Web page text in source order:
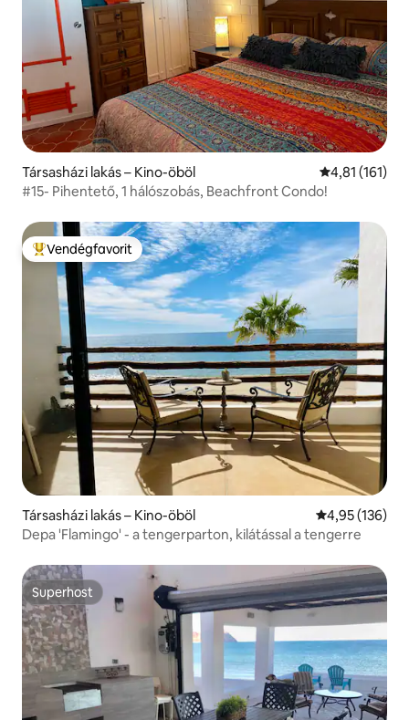
Társasházi lakás – Kino-öböl Átlagos
4,81 (161)
#15- Pihentető, 1 hálószobás, Beachfront Condo!
Kiemelt vendégfavorit
Vendégfavorit
Társasházi lakás – Kino-öböl Átlagos
4,95 (136)
Depa 'Flamingo' - a tengerparton, kilátással a tengerre
Superhost
Superhost